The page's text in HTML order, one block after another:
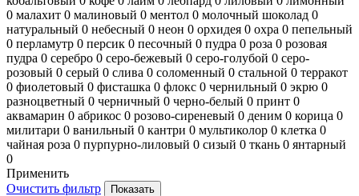
0 малахит 0 малиновый 0 ментол 0 молочный шоколад 0
натуральный 0 небесный 0 неон 0 орхидея 0 охра 0 пепельный
0 перламутр 0 персик 0 песочный 0 пудра 0 роза 0 розовая
пудра 0 серебро 0 серо-бежевый 0 серо-голубой 0 серо-
розовый 0 серый 0 слива 0 соломенный 0 стальной 0 терракот
0 фиолетовый 0 фисташка 0 флокс 0 чернильный 0 экрю 0
разноцветный 0 черничный 0 черно-белый 0 принт 0
аквамарин 0 абрикос 0 розово-сиреневый 0 деним 0 корица 0
милитари 0 ванильный 0 кантри 0 мультиколор 0 клетка 0
чайная роза 0 пурпурно-лиловый 0 сизый 0 ткань 0 янтарный
0
Применить
Очистить фильтр